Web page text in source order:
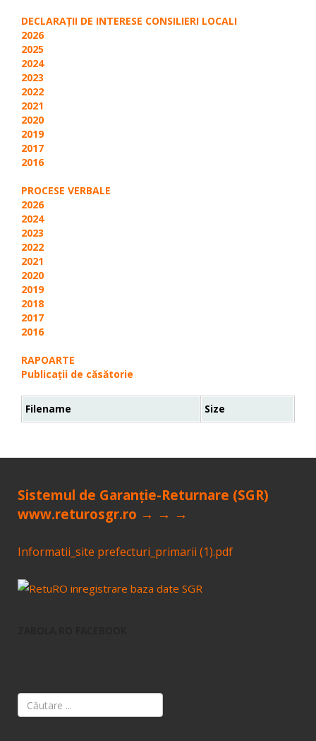
DECLARAŢII DE INTERESE CONSILIERI LOCALI
2026
2025
2024
2023
2022
2021
2020
2019
2017
2016
PROCESE VERBALE
2026
2024
2023
2022
2021
2020
2019
2018
2017
2016
RAPOARTE
Publicații de căsătorie
Filename Size
Sistemul de Garanție-Returnare (SGR)
www.returosgr.ro → → →
Informatii_site prefecturi_primarii (1).pdf